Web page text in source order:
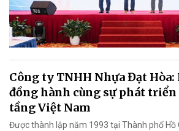
Công ty TNHH Nhựa Đạt
đồng hành cùng sự phát triển
tầng Việt Nam
Được thành lập năm 1993 tại Thành phố Hồ